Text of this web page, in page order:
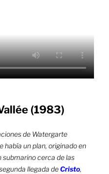
(1983)
de Watergarte
había un plan, originado en
submarino cerca de las
llegada deCristo,